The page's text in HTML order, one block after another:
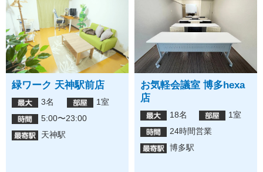
緑ワーク 天神駅前店
3名
1室
5:00〜23:00
天神駅
お気軽会議室 博多hexa
店
18名
1室
24時間営業
博多駅